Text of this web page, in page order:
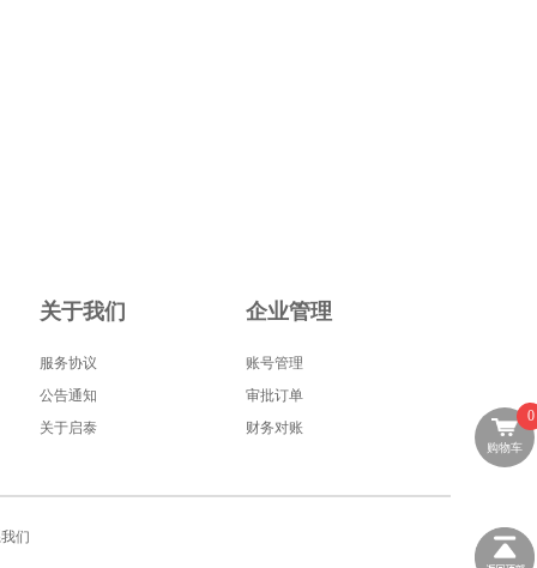
购物车
0
关于我们
服务协议
公告通知
关于启泰
企业管理
账号管理
审批订单
财务对账
们